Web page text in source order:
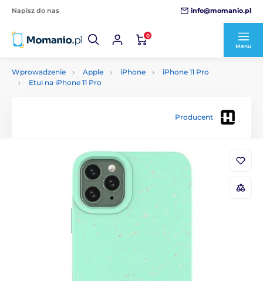
Napisz do nas info@momanio.pl
0
Menu
Wprowadzenie Apple iPhone
iPhone 11 Pro
Etui na iPhone 11 Pro
Producent